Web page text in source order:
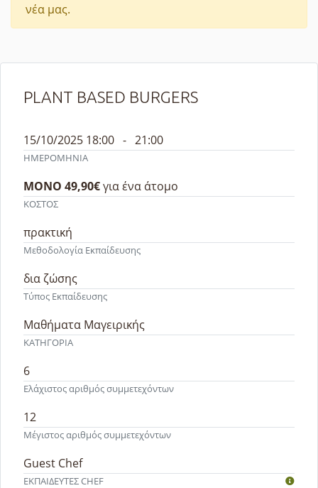
νέα μας.
PLANT BASED BURGERS
ΗΜΕΡΟΜΗΝΙΑ
15/10/2025 18:00 - 21:00
ΚΟΣΤΟΣ
ΜΟΝΟ 49,90€για ένα άτομο
Μεθοδολογία Εκπαίδευσης
πρακτική
Τύπος Εκπαίδευσης
δια ζώσης
ΚΑΤΗΓΟΡΙΑ
Μαθήματα Μαγειρικής
Ελάχιστος αριθμός συμμετεχόντων
6
Μέγιστος αριθμός συμμετεχόντων
12
ΕΚΠΑΙΔΕΥΤEΣ CHEF
Guest Chef